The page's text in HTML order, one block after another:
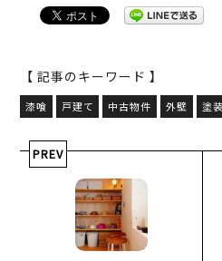
【 記事のキーワード 】
漆喰 戸建て 中古物件 外壁 塗装
PREV